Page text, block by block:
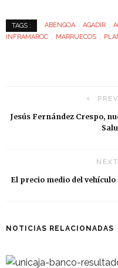
TAGS : ABENGOA AGADIR
INFRAMAROC
MARRUECOS
Jesús Fernández Crespo,
El precio medio del
NOTICIAS RELACIONADAS